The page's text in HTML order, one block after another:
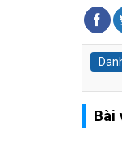
Bài